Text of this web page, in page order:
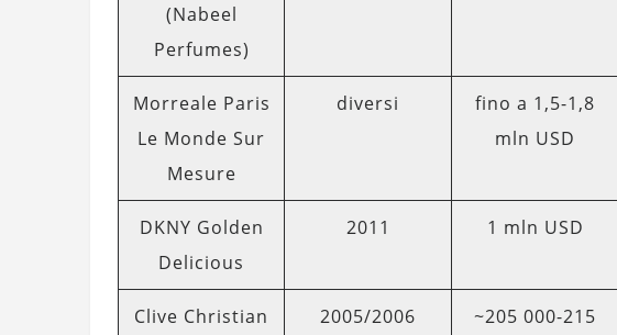
(Nabeel
Perfumes)
Morreale Paris
Le Monde Sur
Mesure
diversi
fino a 1,5-1,8
mln USD
DKNY Golden
Delicious
2011 1 mln USD
Clive Christian
2005/2006
~205 000-215